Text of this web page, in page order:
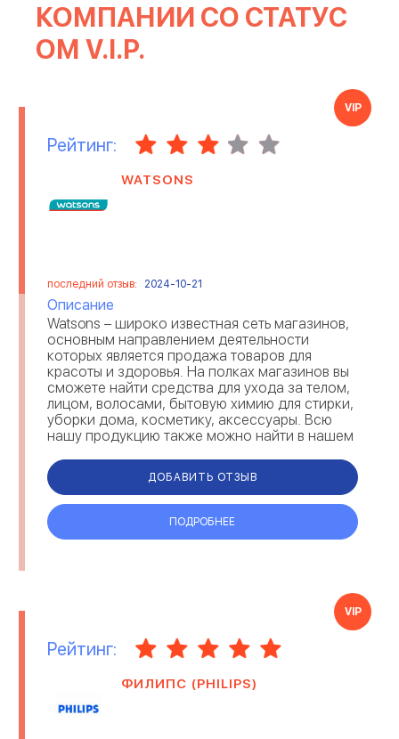
КОМПАНИИ СО СТАТУС
ОМ V.I.P.
VIP
Рейтинг:
WATSONS
последний отзыв: 2024-10-21
Описание
Watsons – широко известная сеть магазинов,
основным направлением деятельности
которых является продажа товаров для
красоты и здоровья. На полках магазинов вы
сможете найти средства для ухода за телом,
лицом, волосами, бытовую химию для стирки,
уборки дома, косметику, аксессуары. Всю
нашу продукцию также можно найти в нашем
ДОБАВИТЬ ОТЗЫВ
ПОДРОБНЕЕ
VIP
Рейтинг:
ФИЛИПС (PHILIPS)